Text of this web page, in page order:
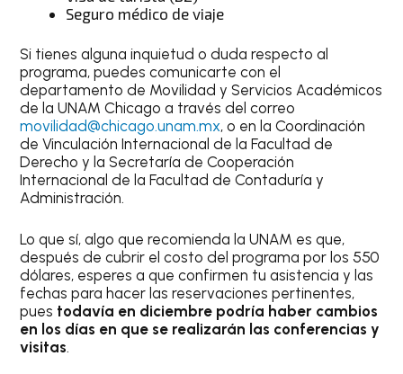
Seguro médico de viaje
Si tienes alguna inquietud o duda respecto al
programa, puedes comunicarte con el
departamento de Movilidad y Servicios Académicos
de la UNAM Chicago a través del correo
movilidad@chicago.unam.mx, o en la Coordinación
de Vinculación Internacional de la Facultad de
Derecho y la Secretaría de Cooperación
Internacional de la Facultad de Contaduría y
Administración.
Lo que sí, algo que recomienda la UNAM es que,
después de cubrir el costo del programa por los 550
dólares, esperes a que confirmen tu asistencia y las
fechas para hacer las reservaciones pertinentes,
pues todavía en diciembre podría haber cambios
en los días en que se realizarán las conferencias y
visitas.